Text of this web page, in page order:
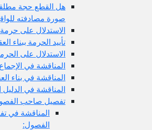
هل القطع حجة مطلقا أو في خصوص
صورة مصادفته للواقع؟
الاستدلال على حرمة التجري بالإجماع
تأييد الحرمة ببناء العقلاء
الاستدلال على الحرمة بالدليل العقلي
المناقشة في الإجماع
المناقشة في بناء العقلاء
المناقشة في الدليل العقلي
تفصيل صاحب الفصول في التجري:
المناقشة في تفصيل صاحب